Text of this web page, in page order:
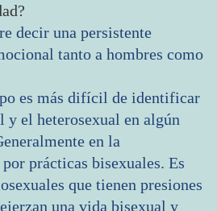
decir una persistente
tanto a hombres como
es más difícil de identificar
y el heterosexual en algún
en la
prácticas bisexuales. Es
que tienen presiones
una vida bisexual y